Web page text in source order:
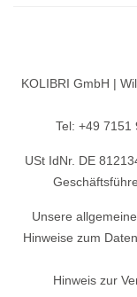
KOLIBRI GmbH |
Tel: +49
USt IdNr. DE
Unsere
Hinweise zum
Hinweis zur